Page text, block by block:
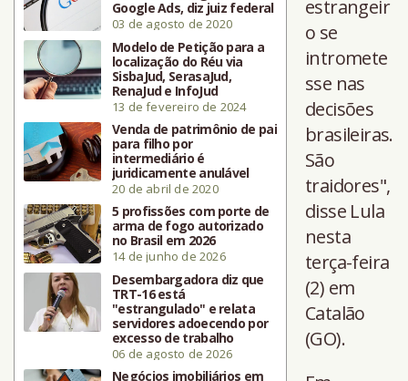
Google Ads, diz juiz federal
03 de agosto de 2020
Modelo de Petição para a
localização do Réu via
SisbaJud, SerasaJud,
RenaJud e InfoJud
13 de fevereiro de 2024
Venda de patrimônio de pai
para filho por
intermediário é
juridicamente anulável
20 de abril de 2020
5 profissões com porte de
arma de fogo autorizado
no Brasil em 2026
14 de junho de 2026
Desembargadora diz que
TRT-16 está
"estrangulado" e relata
servidores adoecendo por
excesso de trabalho
06 de agosto de 2026
Negócios imobiliários em
estrangeir
o se
intromete
sse nas
decisões
brasileiras.
São
traidores",
disse Lula
nesta
terça-feira
(2) em
Catalão
(GO).